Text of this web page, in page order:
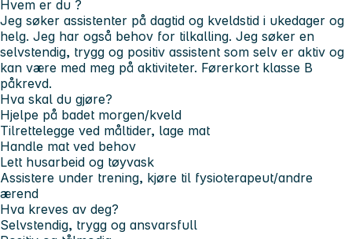
Hvem er du ?
Jeg søker assistenter på dagtid og kveldstid i ukedager og
helg. Jeg har også behov for tilkalling. Jeg søker en
selvstendig, trygg og positiv assistent som selv er aktiv og
kan være med meg på aktiviteter. Førerkort klasse B
påkrevd.
Hva skal du gjøre?
Hjelpe på badet morgen/kveld
Tilrettelegge ved måltider, lage mat
Handle mat ved behov
Lett husarbeid og tøyvask
Assistere under trening, kjøre til fysioterapeut/andre
ærend
Hva kreves av deg?
Selvstendig, trygg og ansvarsfull